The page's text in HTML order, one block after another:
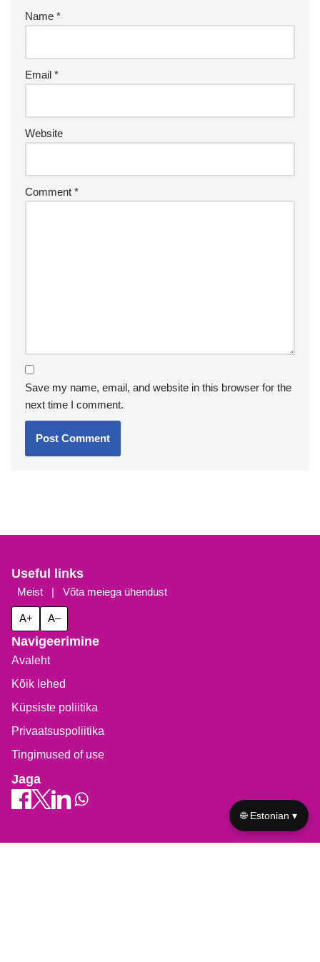
Name *
Email *
Website
Comment *
Save my name, email, and website in this browser for the
next time I comment.
Useful links
Meist | Võta meiega ühendust
A+ A–
Navigeerimine
Avaleht
Kõik lehed
Küpsiste poliitika
Privaatsuspoliitika
Tingimused of use
Jaga
🌐 Estonian ▾